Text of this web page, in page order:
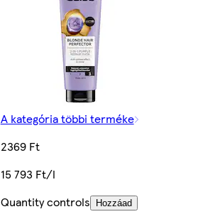
A kategória többi terméke
2369 Ft
15 793 Ft/l
Quantity controls
Hozzáad